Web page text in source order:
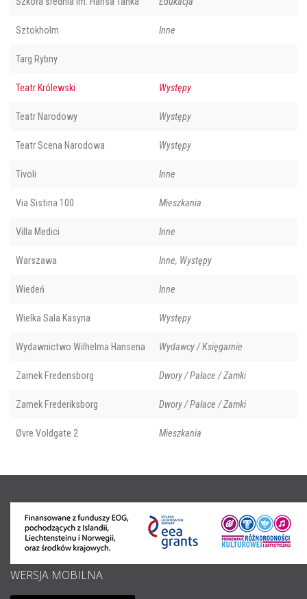
Sztokholm Inne
Targ Rybny
Teatr Królewski Występy
Teatr Narodowy Występy
Teatr Scena Narodowa Występy
Tivoli Inne
Via Sistina 100 Mieszkania
Villa Medici Inne
Warszawa Inne, Występy
Wiedeń Inne
Wielka Sala Kasyna Występy
Wydawnictwo Wilhelma Hansena Wydawcy / Księgarnie
Zamek Fredensborg Dwory / Pałace / Zamki
Zamek Frederiksborg Dwory / Pałace / Zamki
Øvre Voldgate 2 Mieszkania
WERSJA MOBILNA